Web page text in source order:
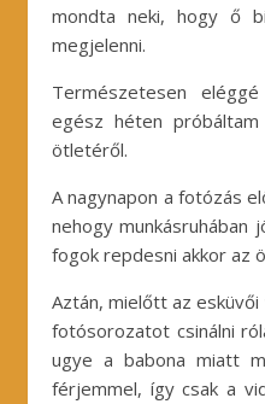
mondta neki, hogy ő
megjelenni.
Természetesen
egész héten
ötletéről.
A nagynapon a fotózás
nehogy munkásruhában
fogok repdesni akkor az
Aztán, mielőtt az
fotósorozatot csinálni
ugye a babona miatt
férjemmel, így csak a